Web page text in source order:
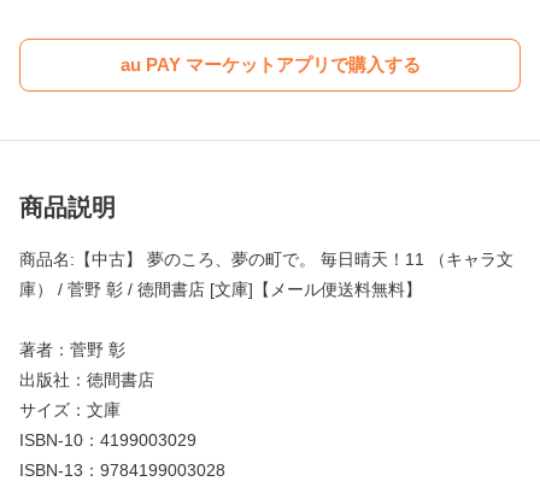
au PAY マーケットアプリで購入する
商品説明
商品名:【中古】 夢のころ、夢の町で。 毎日晴天！11 （キャラ文
庫） / 菅野 彰 / 徳間書店 [文庫]【メール便送料無料】
著者：菅野 彰
出版社：徳間書店
サイズ：文庫
ISBN-10：4199003029
ISBN-13：9784199003028